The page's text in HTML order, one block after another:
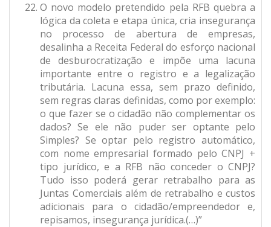
O novo modelo pretendido pela RFB quebra a
lógica da coleta e etapa única, cria insegurança
no processo de abertura de empresas,
desalinha a Receita Federal do esforço nacional
de desburocratização e impõe uma lacuna
importante entre o registro e a legalização
tributária. Lacuna essa, sem prazo definido,
sem regras claras definidas, como por exemplo:
o que fazer se o cidadão não complementar os
dados? Se ele não puder ser optante pelo
Simples? Se optar pelo registro automático,
com nome empresarial formado pelo CNPJ +
tipo jurídico, e a RFB não conceder o CNPJ?
Tudo isso poderá gerar retrabalho para as
Juntas Comerciais além de retrabalho e custos
adicionais para o cidadão/empreendedor e,
repisamos, insegurança jurídica.(…)”